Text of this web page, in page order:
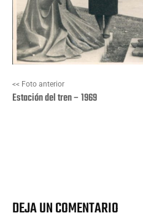
<< Foto anterior
Estación del tren – 1969
DEJA UN COMENTARIO